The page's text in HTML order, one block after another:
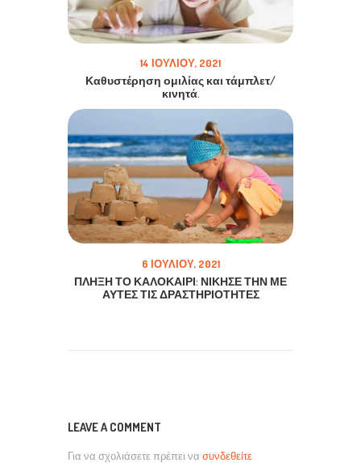
14 ΙΟΥΛΊΟΥ, 2021
Καθυστέρηση ομιλίας και τάμπλετ/
κινητά.
6 ΙΟΥΛΊΟΥ, 2021
ΠΛΗΞΗ ΤΟ ΚΑΛΟΚΑΙΡΙ: ΝΙΚΗΣΕ ΤΗΝ ΜΕ
ΑΥΤΕΣ ΤΙΣ ΔΡΑΣΤΗΡΙΟΤΗΤΕΣ
LEAVE A COMMENT
Για να σχολιάσετε πρέπει να συνδεθείτε